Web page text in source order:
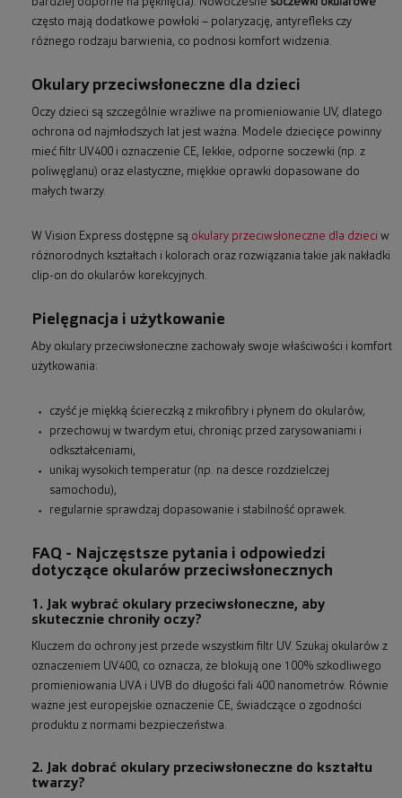
często mają dodatkowe powłoki – polaryzację, antyrefleks czy
różnego rodzaju barwienia, co podnosi komfort widzenia.
Okulary przeciwsłoneczne dla dzieci
Oczy dzieci są szczególnie wrażliwe na promieniowanie UV, dlatego
ochrona od najmłodszych lat jest ważna. Modele dziecięce powinny
mieć filtr UV400 i oznaczenie CE, lekkie, odporne soczewki (np. z
poliwęglanu) oraz elastyczne, miękkie oprawki dopasowane do
małych twarzy.
W Vision Express dostępne są okulary przeciwsłoneczne dla dzieci w
różnorodnych kształtach i kolorach oraz rozwiązania takie jak nakładki
clip-on do okularów korekcyjnych.
Pielęgnacja i użytkowanie
Aby okulary przeciwsłoneczne zachowały swoje właściwości i komfort
użytkowania:
czyść je miękką ściereczką z mikrofibry i płynem do okularów,
przechowuj w twardym etui, chroniąc przed zarysowaniami i
odkształceniami,
unikaj wysokich temperatur (np. na desce rozdzielczej
samochodu),
regularnie sprawdzaj dopasowanie i stabilność oprawek.
FAQ - Najczęstsze pytania i odpowiedzi
dotyczące okularów przeciwsłonecznych
1. Jak wybrać okulary przeciwsłoneczne, aby
skutecznie chroniły oczy?
Kluczem do ochrony jest przede wszystkim filtr UV. Szukaj okularów z
oznaczeniem UV400, co oznacza, że blokują one 100% szkodliwego
promieniowania UVA i UVB do długości fali 400 nanometrów. Równie
ważne jest europejskie oznaczenie CE, świadczące o zgodności
produktu z normami bezpieczeństwa.
2. Jak dobrać okulary przeciwsłoneczne do kształtu
twarzy?